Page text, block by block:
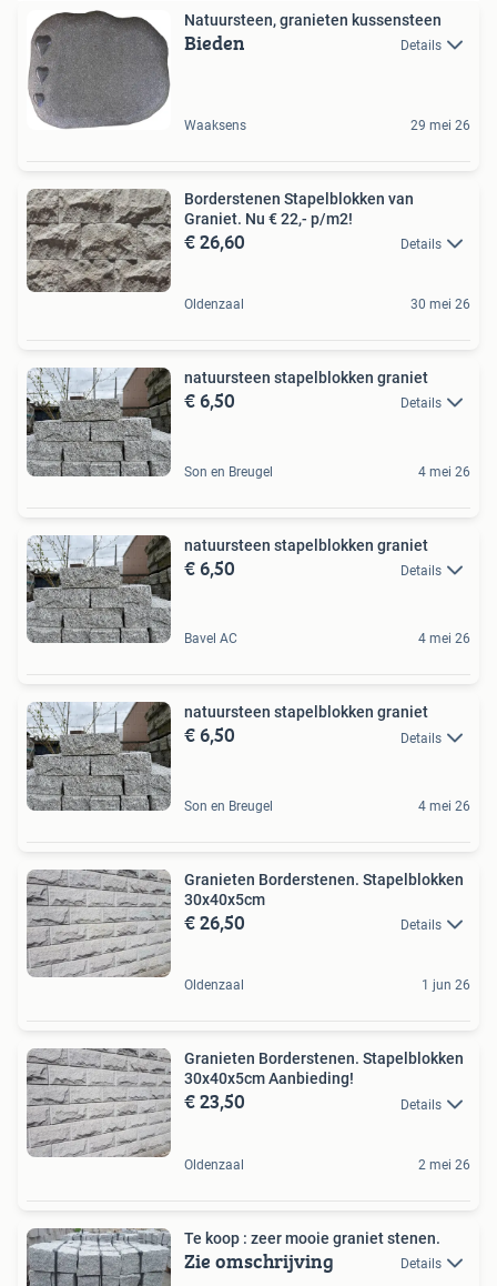
Natuursteen, granieten kussensteen
Bieden Details
Waaksens 29 mei 26
Borderstenen Stapelblokken van
Graniet. Nu € 22,- p/m2!
€ 26,60 Details
Oldenzaal 30 mei 26
natuursteen stapelblokken graniet
€ 6,50 Details
Son en Breugel 4 mei 26
natuursteen stapelblokken graniet
€ 6,50 Details
Bavel AC 4 mei 26
natuursteen stapelblokken graniet
€ 6,50 Details
Son en Breugel 4 mei 26
Granieten Borderstenen. Stapelblokken
30x40x5cm
€ 26,50 Details
Oldenzaal 1 jun 26
Granieten Borderstenen. Stapelblokken
30x40x5cm Aanbieding!
€ 23,50 Details
Oldenzaal 2 mei 26
Te koop : zeer mooie graniet stenen.
Zie omschrijving Details